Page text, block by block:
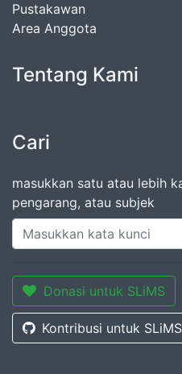
Pustakawan
Area Anggota
Tentang Kami
Cari
masukkan satu atau lebih
pengarang, atau subjek
Donasi untuk SLiMS
Kontribusi untuk